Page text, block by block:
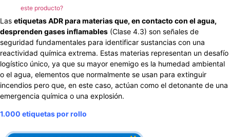
este producto?
Las etiquetas ADR para materias que, en contacto con el agua,
desprenden gases inflamables (Clase 4.3) son señales de
seguridad fundamentales para identificar sustancias con una
reactividad química extrema. Estas materias representan un desafío
logístico único, ya que su mayor enemigo es la humedad ambiental
o el agua, elementos que normalmente se usan para extinguir
incendios pero que, en este caso, actúan como el detonante de una
emergencia química o una explosión.
1.000 etiquetas por rollo